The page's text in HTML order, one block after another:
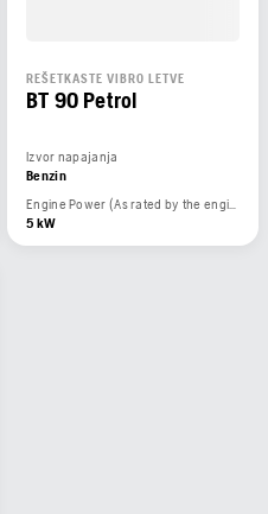
REŠETKASTE VIBRO LETVE
BT 90 Petrol
Izvor napajanja
Benzin
Engine Power (As rated by the engine manufacturer)
5 kW